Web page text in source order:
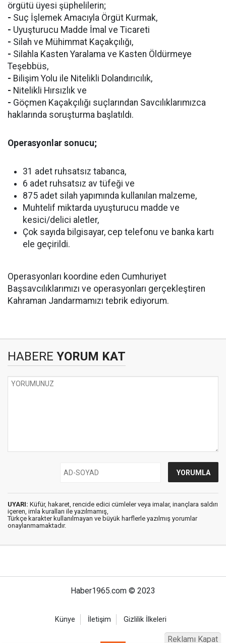
örgütü üyesi şüphelilerin;
- Suç İşlemek Amacıyla Örgüt Kurmak,
- Uyuşturucu Madde İmal ve Ticareti
- Silah ve Mühimmat Kaçakçılığı,
- Silahla Kasten Yaralama ve Kasten Öldürmeye
Teşebbüs,
- Bilişim Yolu ile Nitelikli Dolandırıcılık,
- Nitelikli Hırsızlık ve
- Göçmen Kaçakçılığı suçlarından Savcılıklarımızca
haklarında soruşturma başlatıldı.
Operasyonlar sonucu;
31 adet ruhsatsız tabanca,
6 adet ruhsatsız av tüfeği ve
875 adet silah yapımında kullanılan malzeme,
Muhtelif miktarda uyuşturucu madde ve
kesici/delici aletler,
Çok sayıda bilgisayar, cep telefonu ve banka kartı
ele geçirildi.
Operasyonları koordine eden Cumhuriyet
Başsavcılıklarımızı ve operasyonları gerçekleştiren
Kahraman Jandarmamızı tebrik ediyorum.
HABERE YORUM KAT
UYARI: Küfür, hakaret, rencide edici cümleler veya imalar, inançlara saldırı
içeren, imla kuralları ile yazılmamış,
Türkçe karakter kullanılmayan ve büyük harflerle yazılmış yorumlar
onaylanmamaktadır.
Haber1965.com © 2023
Künye İletişim Gizlilik İlkeleri
Reklamı Kapat